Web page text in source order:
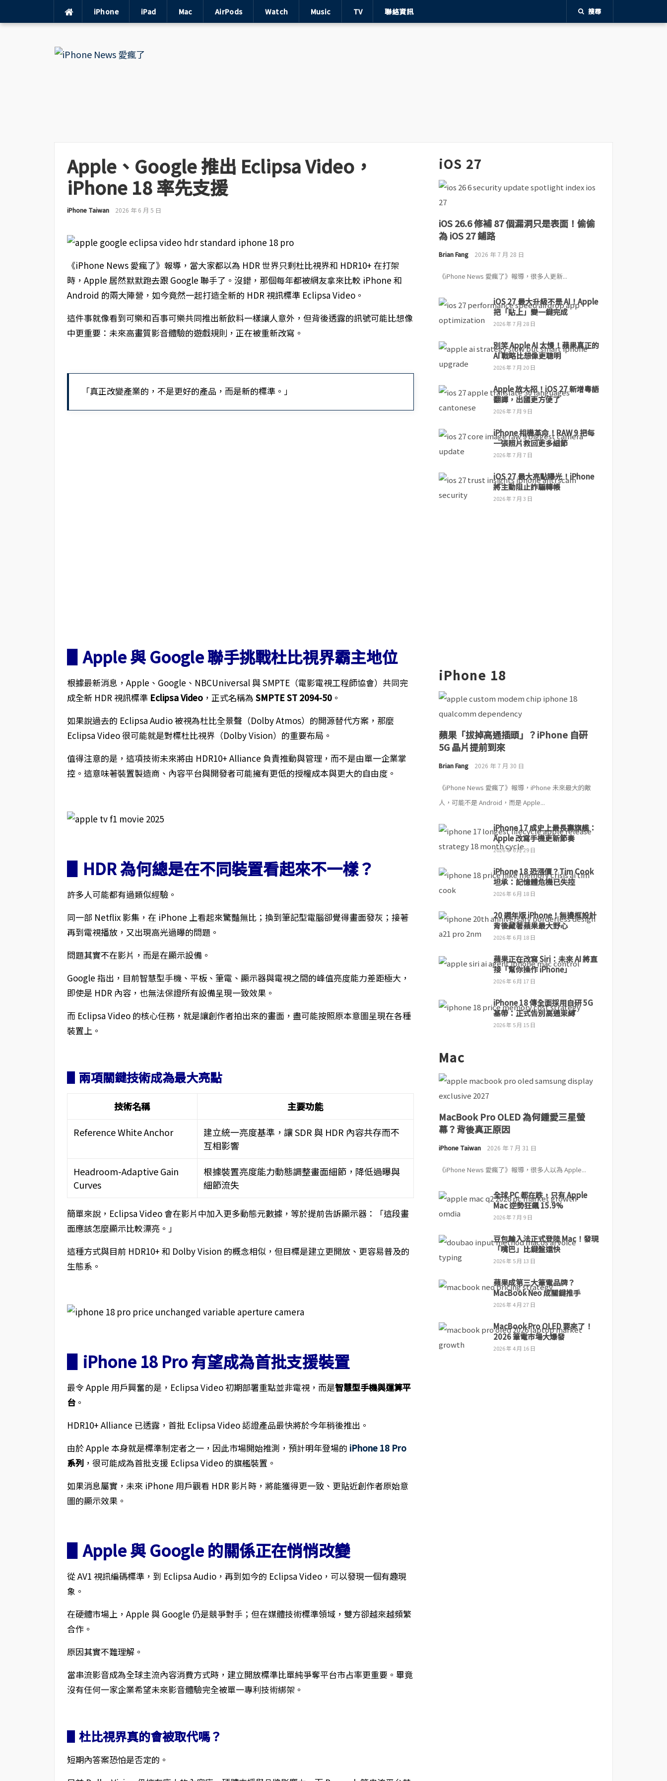
iPhone iPad Mac AirPods Watch Music TV 聯絡資訊 搜尋
Apple、Google 推出 Eclipsa Video，
iPhone 18 率先支援
iPhone Taiwan 2026 年 6 月 5 日
《iPhone News 愛瘋了》報導，當大家都以為 HDR 世界只剩杜比視界和 HDR10+ 在打架
時，Apple 居然默默跑去跟 Google 聯手了。沒錯，那個每年都被網友拿來比較 iPhone 和
Android 的兩大陣營，如今竟然一起打造全新的 HDR 視訊標準 Eclipsa Video。
這件事就像看到可樂和百事可樂共同推出新飲料一樣讓人意外，但背後透露的訊號可能比想像
中更重要：未來高畫質影音體驗的遊戲規則，正在被重新改寫。
「真正改變產業的，不是更好的產品，而是新的標準。」
▋Apple 與 Google 聯手挑戰杜比視界霸主地位
根據最新消息，Apple、Google、NBCUniversal 與 SMPTE（電影電視工程師協會）共同完
成全新 HDR 視訊標準 Eclipsa Video，正式名稱為 SMPTE ST 2094-50。
如果說過去的 Eclipsa Audio 被視為杜比全景聲（Dolby Atmos）的開源替代方案，那麼
Eclipsa Video 很可能就是對標杜比視界（Dolby Vision）的重要布局。
值得注意的是，這項技術未來將由 HDR10+ Alliance 負責推動與管理，而不是由單一企業掌
控。這意味著裝置製造商、內容平台與開發者可能擁有更低的授權成本與更大的自由度。
▋HDR 為何總是在不同裝置看起來不一樣？
許多人可能都有過類似經驗。
同一部 Netflix 影集，在 iPhone 上看起來驚豔無比；換到筆記型電腦卻覺得畫面發灰；接著
再到電視播放，又出現高光過曝的問題。
問題其實不在影片，而是在顯示設備。
Google 指出，目前智慧型手機、平板、筆電、顯示器與電視之間的峰值亮度能力差距極大，
即使是 HDR 內容，也無法保證所有設備呈現一致效果。
而 Eclipsa Video 的核心任務，就是讓創作者拍出來的畫面，盡可能按照原本意圖呈現在各種
裝置上。
▋兩項關鍵技術成為最大亮點
技術名稱
主要功能
Reference White Anchor
建立統一亮度基準，讓 SDR 與 HDR 內容共存而不
互相影響
Headroom-Adaptive Gain
Curves
根據裝置亮度能力動態調整畫面細節，降低過曝與
細節流失
簡單來說，Eclipsa Video 會在影片中加入更多動態元數據，等於提前告訴顯示器：「這段畫
面應該怎麼顯示比較漂亮。」
這種方式與目前 HDR10+ 和 Dolby Vision 的概念相似，但目標是建立更開放、更容易普及的
生態系。
▋iPhone 18 Pro 有望成為首批支援裝置
最令 Apple 用戶興奮的是，Eclipsa Video 初期部署重點並非電視，而是智慧型手機與運算平
台。
HDR10+ Alliance 已透露，首批 Eclipsa Video 認證產品最快將於今年稍後推出。
由於 Apple 本身就是標準制定者之一，因此市場開始推測，預計明年登場的 iPhone 18 Pro
系列，很可能成為首批支援 Eclipsa Video 的旗艦裝置。
如果消息屬實，未來 iPhone 用戶觀看 HDR 影片時，將能獲得更一致、更貼近創作者原始意
圖的顯示效果。
▋Apple 與 Google 的關係正在悄悄改變
從 AV1 視訊編碼標準，到 Eclipsa Audio，再到如今的 Eclipsa Video，可以發現一個有趣現
象。
在硬體市場上，Apple 與 Google 仍是競爭對手；但在媒體技術標準領域，雙方卻越來越頻繁
合作。
原因其實不難理解。
當串流影音成為全球主流內容消費方式時，建立開放標準比單純爭奪平台市占率更重要。畢竟
沒有任何一家企業希望未來影音體驗完全被單一專利技術綁架。
▋杜比視界真的會被取代嗎？
短期內答案恐怕是否定的。
iOS 27
iOS 26.6 修補 87 個漏洞只是表面！偷偷
為 iOS 27 鋪路
Brian Fang 2026 年 7 月 28 日
《iPhone News 愛瘋了》報導，很多人更新...
iOS 27 最大升級不是 AI！Apple
把「貼上」變一鍵完成
2026 年 7 月 28 日
別笑 Apple AI 太慢！蘋果真正的
AI 戰略比想像更聰明
2026 年 7 月 20 日
Apple 放大招！iOS 27 新增粵語
翻譯，出國更方便了
2026 年 7 月 9 日
iPhone 相機革命！RAW 9 把每
一張照片救回更多細節
2026 年 7 月 7 日
iOS 27 最大亮點曝光！iPhone
將主動阻止詐騙轉帳
2026 年 7 月 3 日
iPhone 18
蘋果「拔掉高通插頭」？iPhone 自研
5G 晶片提前到來
Brian Fang 2026 年 7 月 30 日
《iPhone News 愛瘋了》報導，iPhone 未來最大的敵
人，可能不是 Android，而是 Apple...
iPhone 17 成史上最長壽旗艦：
Apple 改寫手機更新節奏
2026 年 6 月 29 日
iPhone 18 恐漲價？Tim Cook
坦承：記憶體危機已失控
2026 年 6 月 18 日
20 週年版 iPhone！無邊框設計
背後藏著蘋果最大野心
2026 年 6 月 18 日
蘋果正在改寫 Siri：未來 AI 將直
接「幫你操作 iPhone」
2026 年 6 月 17 日
iPhone 18 傳全面採用自研 5G
基帶：正式告別高通束縛
2026 年 5 月 15 日
Mac
MacBook Pro OLED 為何鍾愛三星螢
幕？背後真正原因
iPhone Taiwan 2026 年 7 月 31 日
《iPhone News 愛瘋了》報導，很多人以為 Apple...
全球 PC 都在跌，只有 Apple
Mac 逆勢狂飆 15.9%
2026 年 7 月 9 日
豆包輸入法正式登陸 Mac！發現
「嘴巴」比鍵盤還快
2026 年 5 月 13 日
蘋果成第三大筆電品牌？
MacBook Neo 成關鍵推手
2026 年 4 月 27 日
MacBook Pro OLED 要來了！
2026 筆電市場大爆發
2026 年 4 月 16 日